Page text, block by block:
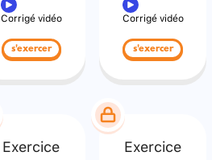
Corrigé vidéo
s'exercer
Corrigé vidéo
s'exercer
Exercice Exercice